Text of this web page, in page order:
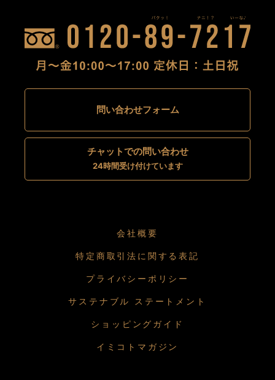
会社概要
特定商取引法に関する表記
プライバシーポリシー
サステナブル ステートメント
ショッピングガイド
イミコトマガジン
問い合わせフォーム
チャットでの問い合わせ
24時間受け付けています